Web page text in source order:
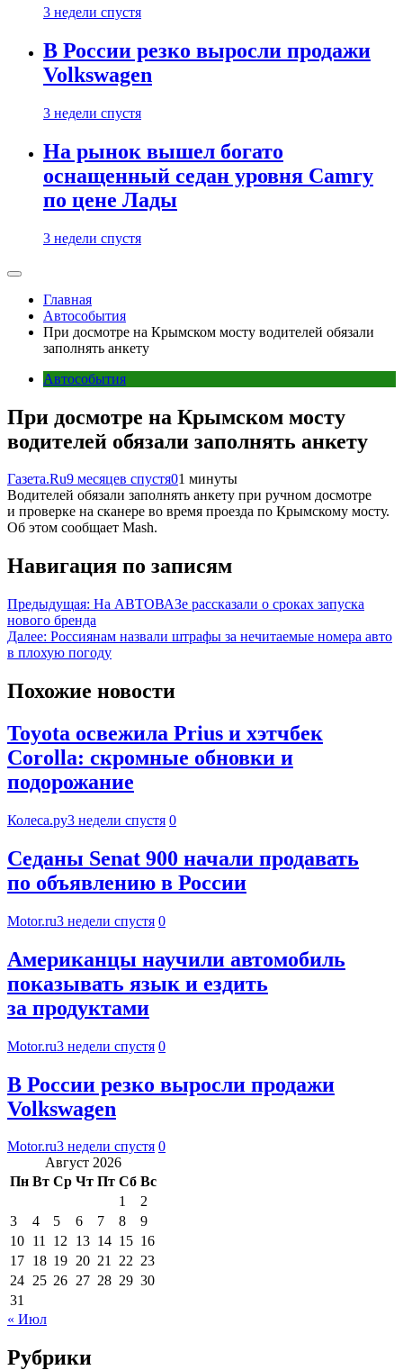
3 недели спустя
В России резко выросли продажи
Volkswagen
3 недели спустя
На рынок вышел богато
оснащенный седан уровня Camry
по цене Лады
3 недели спустя
Главная
Автособытия
При досмотре на Крымском мосту водителей обязали
заполнять анкету
Автособытия
При досмотре на Крымском мосту
водителей обязали заполнять анкету
Газета.Ru9 месяцев спустя01 минуты
Водителей обязали заполнять анкету при ручном досмотре
и проверке на сканере во время проезда по Крымскому мосту.
Об этом сообщает Mash.
Навигация по записям
Предыдущая: На АВТОВАЗе рассказали о сроках запуска
нового бренда
Далее: Россиянам назвали штрафы за нечитаемые номера авто
в плохую погоду
Похожие новости
Toyota освежила Prius и хэтчбек
Corolla: скромные обновки и
подорожание
Колеса.ру3 недели спустя 0
Седаны Senat 900 начали продавать
по объявлению в России
Motor.ru3 недели спустя 0
Американцы научили автомобиль
показывать язык и ездить
за продуктами
Motor.ru3 недели спустя 0
В России резко выросли продажи
Volkswagen
Motor.ru3 недели спустя 0
Август 2026
Пн Вт Ср Чт Пт Сб Вс
1
2
3
4 5 6 7 8
9
10 11 12 13 14 15 16
17 18 19 20 21 22 23
24 25 26 27 28 29 30
31
« Июл
Рубрики